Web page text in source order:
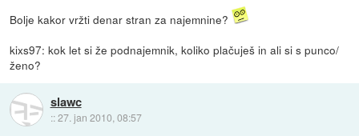
Bolje kakor vržti denar stran za najemnine?
kixs97: kok let si že podnajemnik, koliko plačuješ in ali si s punco/
ženo?
slawc
::27. jan 2010, 08:57